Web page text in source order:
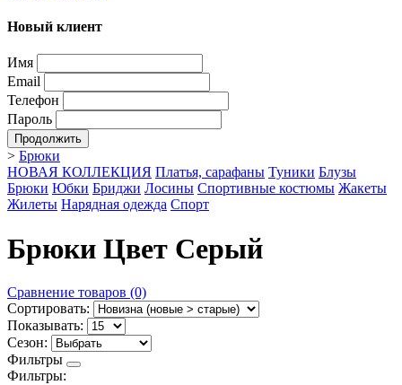
Новый клиент
Имя
Email
Телефон
Пароль
Продолжить
> Брюки
НОВАЯ КОЛЛЕКЦИЯ Платья, сарафаны Туники Блузы
Брюки Юбки Бриджи Лосины Спортивные костюмы Жакеты
Жилеты Нарядная одежда Спорт
Брюки Цвет Серый
Сравнение товаров (0)
Сортировать:
Показывать:
Сезон:
Фильтры
Фильтры: